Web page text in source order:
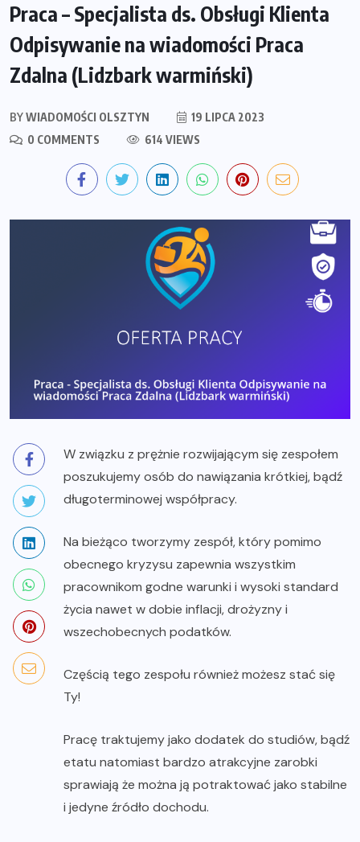
Praca – Specjalista ds. Obsługi Klienta
Odpisywanie na wiadomości Praca
Zdalna (Lidzbark warmiński)
BYWIADOMOŚCI OLSZTYN
19 LIPCA 2023
0 COMMENTS
614 VIEWS
W związku z prężnie rozwijającym się zespołem
poszukujemy osób do nawiązania krótkiej, bądź
długoterminowej współpracy.
Na bieżąco tworzymy zespół, który pomimo
obecnego kryzysu zapewnia wszystkim
pracownikom godne warunki i wysoki standard
życia nawet w dobie inflacji, drożyzny i
wszechobecnych podatków.
Częścią tego zespołu również możesz stać się
Ty!
Pracę traktujemy jako dodatek do studiów, bądź
etatu natomiast bardzo atrakcyjne zarobki
sprawiają że można ją potraktować jako stabilne
i jedyne źródło dochodu.